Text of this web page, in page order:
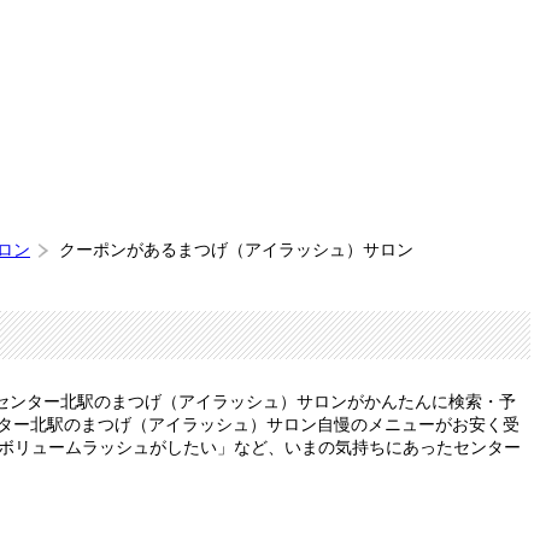
ン クーポンがあるまつげ（アイラッシュ）サロン
ター北駅のまつげ（アイラッシュ）サロンがかんたんに検索・予
北駅のまつげ（アイラッシュ）サロン自慢のメニューがお安く受
ュームラッシュがしたい」など、いまの気持ちにあったセンター